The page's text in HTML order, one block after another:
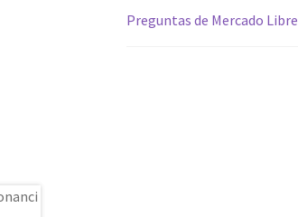
Preguntas de Mercado Libre